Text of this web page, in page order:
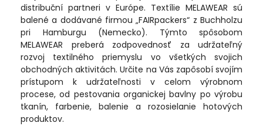
distribuční partneri v Európe. Textílie MELAWEAR sú
balené a dodávané firmou „FAIRpackers“ z Buchholzu
pri Hamburgu (Nemecko). Týmto spôsobom
MELAWEAR preberá zodpovednosť za udržateľný
rozvoj textilného priemyslu vo všetkých svojich
obchodných aktivitách. Určite na Vás zapôsobí svojím
prístupom k udržateľnosti v celom výrobnom
procese, od pestovania organickej bavlny po výrobu
tkanín, farbenie, balenie a rozosielanie hotových
produktov.